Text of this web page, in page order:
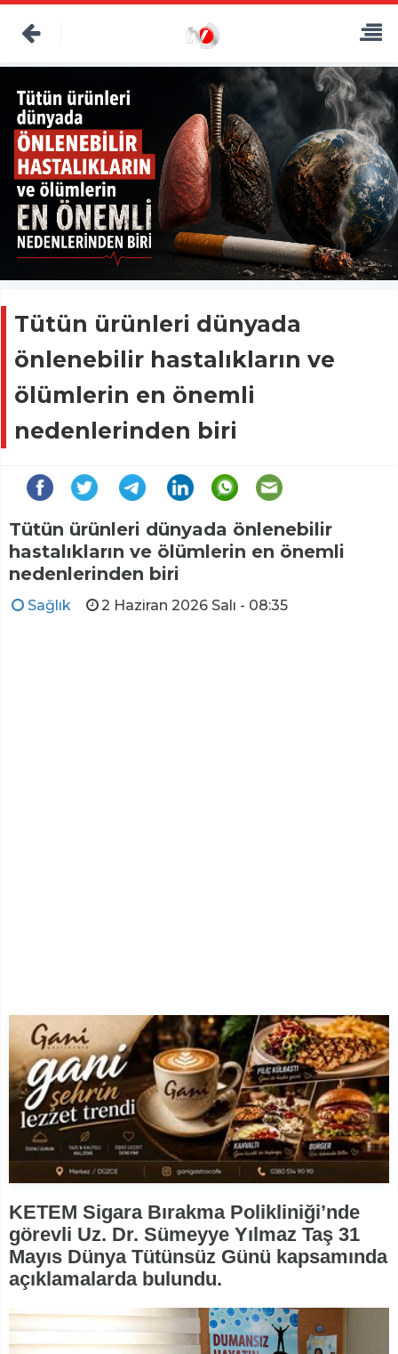
Tütün ürünleri dünyada
önlenebilir hastalıkların ve
ölümlerin en önemli
nedenlerinden biri
Tütün ürünleri dünyada önlenebilir
hastalıkların ve ölümlerin en önemli
nedenlerinden biri
Sağlık 2 Haziran 2026 Salı - 08:35
KETEM Sigara Bırakma Polikliniği’nde
görevli Uz. Dr. Sümeyye Yılmaz Taş 31
Mayıs Dünya Tütünsüz Günü kapsamında
açıklamalarda bulundu.